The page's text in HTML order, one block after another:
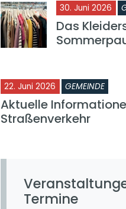
30. Juni 2026
Das
22. Juni 2026 GEMEINDE
Aktuelle
Straßenverkehr
Termine